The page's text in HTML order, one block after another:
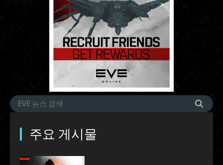
주요 게시물